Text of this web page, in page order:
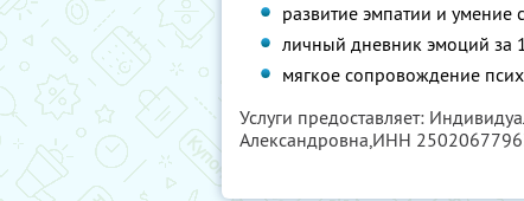
развитие эмпатии и умение
личный дневник эмоций за
мягкое сопровождение
Услуги предоставляет:
Александровна,ИНН